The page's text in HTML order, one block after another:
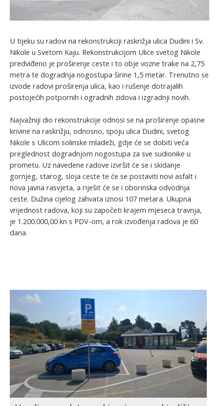
U tijeku su radovi na rekonstrukciji raskrižja ulica Dudini i Sv.
Nikole u Svetom Kaju. Rekonstrukcijom Ulice svetog Nikole
predviđeno je proširenje ceste i to obje vozne trake na 2,75
metra te dogradnja nogostupa širine 1,5 metar. Trenutno se
izvode radovi proširenja ulica, kao i rušenje dotrajalih
postojećih potpornih i ogradnih zidova i izgradnji novih.
Najvažniji dio rekonstrukcije odnosi se na proširenje opasne
krivine na raskrižju, odnosno, spoju ulica Dudini, svetog
Nikole s Ulicom solinske mladeži, gdje će se dobiti veća
preglednost dogradnjom nogostupa za sve sudionike u
prometu. Uz navedene radove izvršit će se i skidanje
gornjeg, starog, sloja ceste te će se postaviti novi asfalt i
nova javna rasvjeta, a riješit će se i oborinska odvodnja
ceste. Dužina cijelog zahvata iznosi 107 metara. Ukupna
vrijednost radova, koji su započeti krajem mjeseca travnja,
je 1.200.000,00 kn s PDV-om, a rok izvođenja radova je 60
dana.